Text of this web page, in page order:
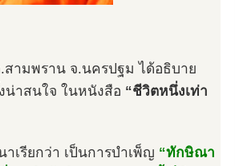
ามพราน จ.นครปฐม ได้อธิบาย
น่าสนใจ ในหนังสือ “ชีวิตหนึ่งเท่า
เรียกว่า เป็นการบำเพ็ญ “ทักษิณา